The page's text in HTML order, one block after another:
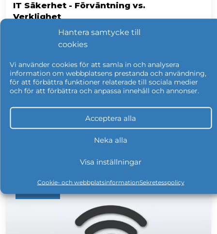
Hantera samtycke till
cookies
Vi använder cookies för att samla in och analysera
information om webbplatsens prestanda och användning,
för att förbättra funktioner relaterade till sociala medier
och för att förbättra och anpassa innehåll och annonser.
Acceptera alla
Neka alla
Visa inställningar
Cookie- och webbplatsinformationSekretesspolicy
IT Säkerhet - Förväntning vs.
Verklighet
IT Säkerhet är ett ämne dagarna som dessa.
Hotet för nya säkerhetsincidenter har ökat
markant det senaste och attacker som
"Coop-incidenten", "Norsk Hydro" och andra
nu kända fall som nu blivit
hotbilden.